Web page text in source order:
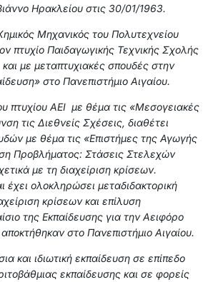
Ηρακλείου στις 30/01/1963.
Μηχανικός του Πολυτεχνείου
πτυχίο Παιδαγωγικής Τεχνικής Σχολής
με μεταπτυχιακές σπουδές στην
στο Πανεπιστήμιο Αιγαίου.
πτυχίου ΑΕΙ με θέμα τις «Μεσογειακές
τις Διεθνείς Σχέσεις, διαθέτει
με θέμα τις «Επιστήμες της Αγωγής
Προβλήματος: Στάσεις Στελεχών
με τη διαχείριση κρίσεων.
έχει ολοκληρώσει μεταδιδακτορική
κρίσεων και επίλυση
της Εκπαίδευσης για την Αειφόρο
στο Πανεπιστήμιο Αιγαίου.
και ιδιωτική εκπαίδευση σε επίπεδο
εκπαίδευσης και σε φορείς